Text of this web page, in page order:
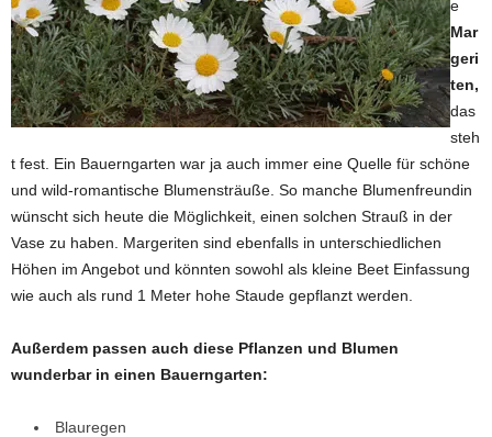
e
Mar
geri
ten,
das
steh
t fest. Ein Bauerngarten war ja auch immer eine Quelle für schöne
und wild-romantische Blumensträuße. So manche Blumenfreundin
wünscht sich heute die Möglichkeit, einen solchen Strauß in der
Vase zu haben. Margeriten sind ebenfalls in unterschiedlichen
Höhen im Angebot und könnten sowohl als kleine Beet Einfassung
wie auch als rund 1 Meter hohe Staude gepflanzt werden.
Außerdem passen auch diese Pflanzen und Blumen
wunderbar in einen Bauerngarten:
Blauregen